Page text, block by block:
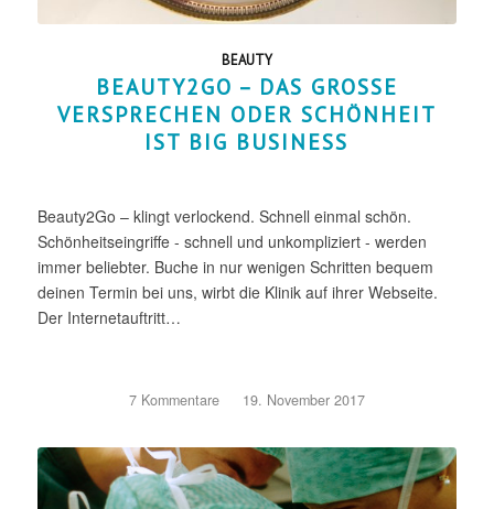
BEAUTY
BEAUTY2GO – DAS GROSSE
VERSPRECHEN ODER SCHÖNHEIT
IST BIG BUSINESS
Beauty2Go – klingt verlockend. Schnell einmal schön.
Schönheitseingriffe - schnell und unkompliziert - werden
immer beliebter. Buche in nur wenigen Schritten bequem
deinen Termin bei uns, wirbt die Klinik auf ihrer Webseite.
Der Internetauftritt…
7 Kommentare
/ 19. November 2017